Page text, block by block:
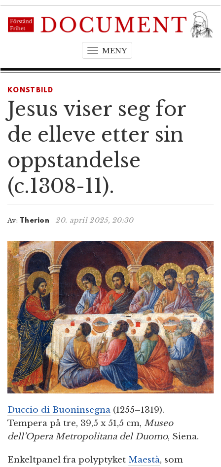
MENYT
g
e
a
i
g
i
o
KONSTBILD
Jesus viser seg for
de elleve etter sin
oppstandelse
(c.1308-11).
Av: Therion 20. april 2025, 20:30
Duccio di Buoninsegna (1255–1319).
Tempera på tre, 39,5 x 51,5 cm, Museo
dell’Opera Metropolitana del Duomo, Siena.
Enkeltpanel fra polyptyket Maestà, som